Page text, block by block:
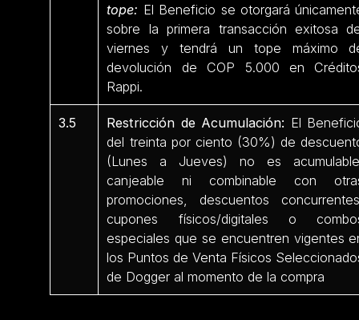
tope: El Beneficio se otorgará
sobre la primera transacción exitosa
viernes y tendrá un tope máximo
devolución de COP 5.000 en
Rappi.
3.5 Restricción de Acumulación: El
del treinta por ciento (30%) de
(Lunes a Jueves) no es
canjeable ni combinable con
promociones, descuentos
cupones físicos/digitales o
especiales que se encuentren vigentes
los Puntos de Venta Físicos
de Dogger al momento de la compra